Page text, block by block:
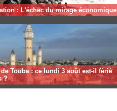
: L'échec du mirage économique
Touba : ce lundi 3 août est-il férié
?